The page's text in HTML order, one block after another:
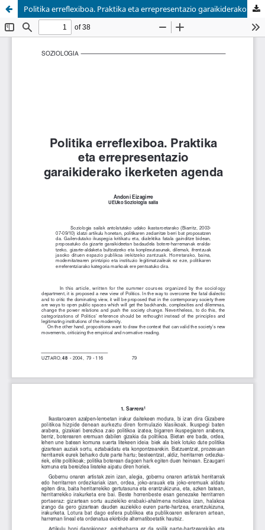
Politika erreflexiboa. Praktika eta errepresentazio garaikiderako ikerketen agenda